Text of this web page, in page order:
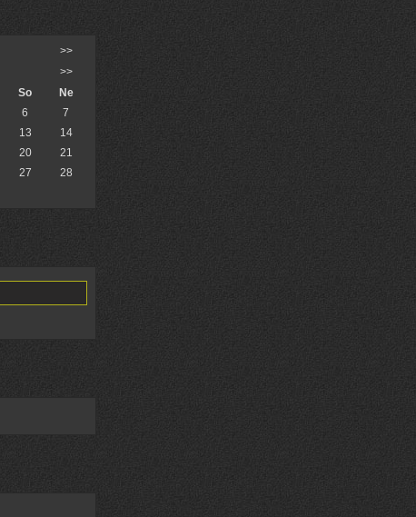
>>
>>
So
Ne
6
7
13
14
20
21
27
28